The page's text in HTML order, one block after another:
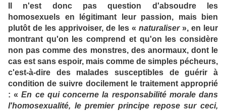
Il n'est donc pas question d'absoudre les
homosexuels en légitimant leur passion, mais bien
plutôt de les apprivoiser, de les « naturaliser», en leur
montrant qu'on les comprend et qu'on les considère
non pas comme des monstres, des anormaux, dont le
cas est sans espoir, mais comme de simples pécheurs,
c'est-à-dire des malades susceptibles de guérir à
condition de suivre docilement le traitement approprié
: «En ce qui concerne la responsabilité morale dans
l'homosexualité, le premier principe repose sur ceci,